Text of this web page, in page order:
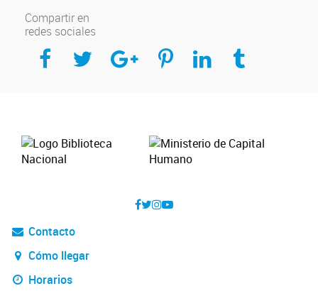
Compartir en
redes sociales
Compartir en Facebook Compartir en Twitter Compartir en Google Plus Compartir en Pinterest Compartir en Linkedin Compartir en Tumblr
Contacto
Cómo llegar
Horarios